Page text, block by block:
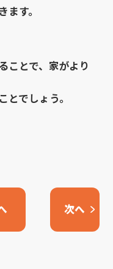
す。
ことで、家がより
でしょう。
次へ